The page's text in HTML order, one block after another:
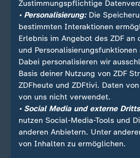
Quelle: Reuters
Sie wollen über Sport stets auf
Zustimmungspflichtige
• Personalisierung:Die
bestimmten Interaktionen
Erlebnis im Angebot des ZDF an
und Personalisierungsfunktionen
Dabei personalisieren wir
Basis deiner Nutzung von ZDF
ZDFheute und ZDFtivi. Daten
von uns nicht verwendet.
• Social Media und externe
nutzen Social-Media-Tools und
anderen Anbietern. Unter
von Inhalten zu ermöglichen.